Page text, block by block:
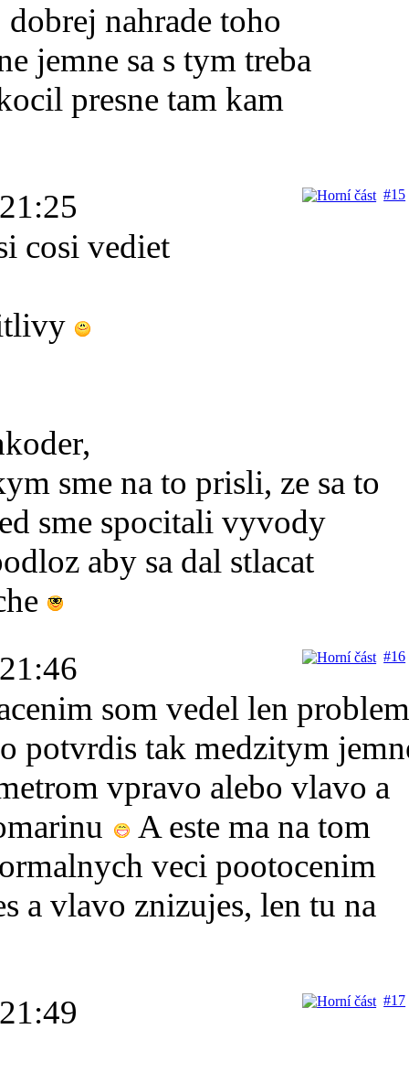
nahrade toho
jemne sa s tym treba
presne tam kam
#15
cosi vediet
sme na to prisli, ze sa to
sme spocitali vyvody
aby sa dal stlacat
#16
som vedel len
potvrdis tak medzitym
vpravo alebo vlavo a
A este ma na tom
veci pootocenim
a vlavo znizujes, len tu na
#17